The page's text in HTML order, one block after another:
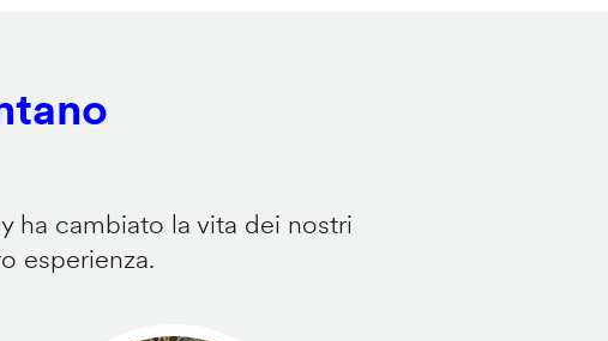
ha cambiato la vita dei nostri
esperienza.